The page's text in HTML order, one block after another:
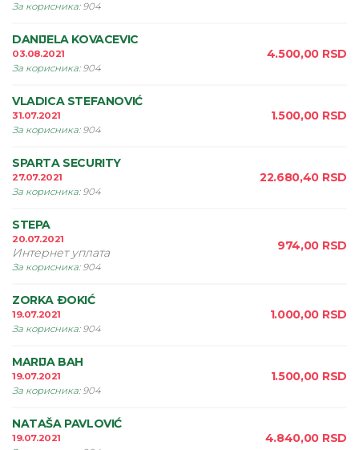
За корисника: 904
DANIJELA KOVACEVIC
03.08.2021
За корисника: 904
4.500,00 RSD
VLADICA STEFANOVIĆ
31.07.2021
За корисника: 904
1.500,00 RSD
SPARTA SECURITY
27.07.2021
За корисника: 904
22.680,40 RSD
STEPA
20.07.2021
Интернет уплата
За корисника: 904
974,00 RSD
ZORKA ÐOKIĆ
19.07.2021
За корисника: 904
1.000,00 RSD
MARIJA BAH
19.07.2021
За корисника: 904
1.500,00 RSD
NATAŠA PAVLOVIĆ
19.07.2021
4.840,00 RSD